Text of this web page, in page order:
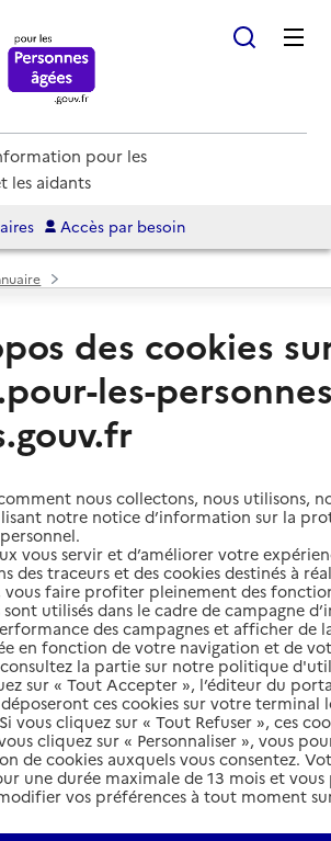
pour les
les aidants
Accès par besoin
de retraite
Carnot
de l'annuaire
Florian-Carnot
DE-SEINE
2026
autour de Antony
Aristide Briand
des cookies
les-
nous collectons, nous utilisons,
notre notice d’information sur la
vous servir et d’améliorer votre
des traceurs et des cookies destinés à
vous faire profiter pleinement des
sont utilisés dans le cadre de campagne
des campagnes et afficher de
en fonction de votre navigation et de
la partie sur notre politique
sur « Tout Accepter », l’éditeur du
ces cookies sur votre terminal
vous cliquez sur « Tout Refuser », ces
cliquez sur « Personnaliser », vous
de cookies auxquels vous consentez.
une durée maximale de 13 mois et
vos préférences à tout moment